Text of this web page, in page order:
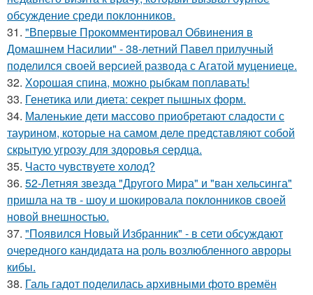
обсуждение среди поклонников.
31. "Впервые Прокомментировал Обвинения в
Домашнем Насилии" - 38-летний Павел прилучный
поделился своей версией развода с Агатой муцениеце.
32. Хорошая спина, можно рыбкам поплавать!
33. Генетика или диета: секрет пышных форм.
34. Маленькие дети массово приобретают сладости с
таурином, которые на самом деле представляют собой
скрытую угрозу для здоровья сердца.
35. Часто чувствуете холод?
36. 52-Летняя звезда "Другого Мира" и "ван хельсинга"
пришла на тв - шоу и шокировала поклонников своей
новой внешностью.
37. "Появился Новый Избранник" - в сети обсуждают
очередного кандидата на роль возлюбленного авроры
кибы.
38. Галь гадот поделилась архивными фото времён